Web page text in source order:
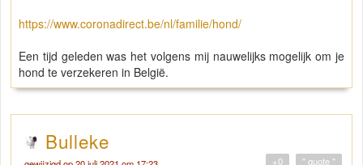
https://www.coronadirect.be/nl/familie/hond/
Een tijd geleden was het volgens mij nauwelijks mogelijk om je
hond te verzekeren in België.
Bulleke
" quote "
+0